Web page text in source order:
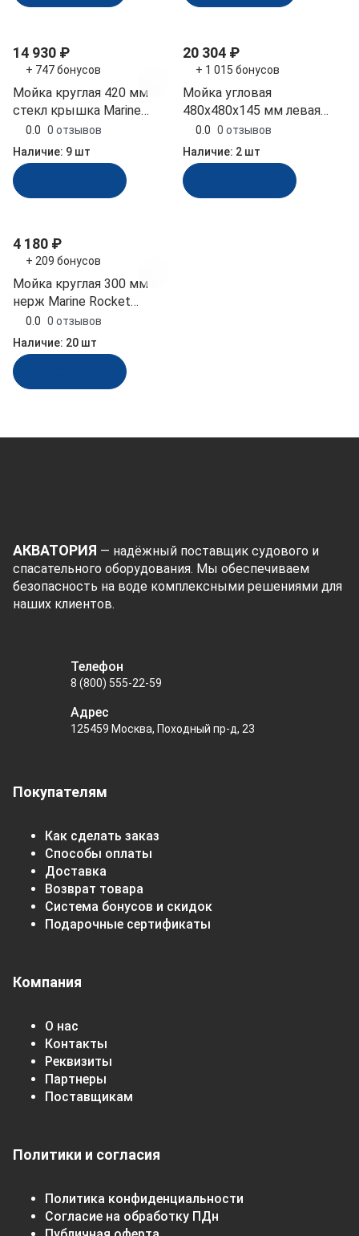
14 930 ₽
+ 747 бонусов
Мойка круглая 420 мм
стекл крышка Marine
Rocket (MR570SS)
0.0 0 отзывов
Наличие: 9 шт
20 304 ₽
+ 1 015 бонусов
Мойка угловая
480x480x145 мм левая
стекл крышка Marine
Rocket (MR610LSS)
0.0 0 отзывов
Наличие: 2 шт
4 180 ₽
+ 209 бонусов
Мойка круглая 300 мм
нерж Marine Rocket
(MR532ASS)
0.0 0 отзывов
Наличие: 20 шт
АКВАТОРИЯ — надёжный поставщик судового и
спасательного оборудования. Мы обеспечиваем
безопасность на воде комплексными решениями для
наших клиентов.
Покупателям
Как сделать заказ
Способы оплаты
Доставка
Возврат товара
Система бонусов и скидок
Подарочные сертификаты
Компания
О нас
Контакты
Реквизиты
Партнеры
Поставщикам
Политики и согласия
Политика конфиденциальности
Согласие на обработку ПДн
Телефон
8 (800) 555-22-59
Адрес
125459 Москва, Походный пр-д, 23